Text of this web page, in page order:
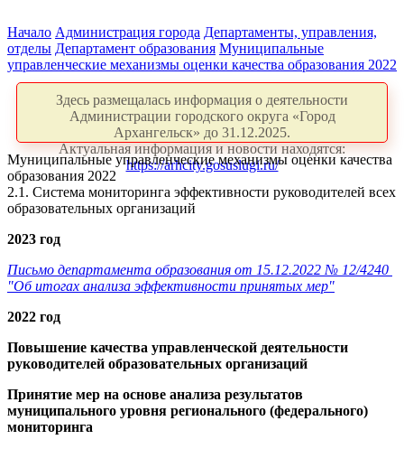
Начало Администрация города Департаменты, управления,
отделы Департамент образования Муниципальные
управленческие механизмы оценки качества образования 2022
Здесь размещалась информация о деятельности
Администрации городского округа «Город
Архангельск» до 31.12.2025.
Актуальная информация и новости находятся:
https://arhcity.gosuslugi.ru/
Муниципальные управленческие механизмы оценки качества
образования 2022
2.1. Система мониторинга эффективности руководителей всех
образовательных организаций
2023 год
Письмо департамента образования от 15.12.2022 № 12/4240
"Об итогах анализа эффективности принятых мер"
2022 год
Повышение качества управленческой деятельности
руководителей образовательных организаций
Принятие мер на основе анализа результатов
муниципального уровня регионального (федерального)
мониторинга